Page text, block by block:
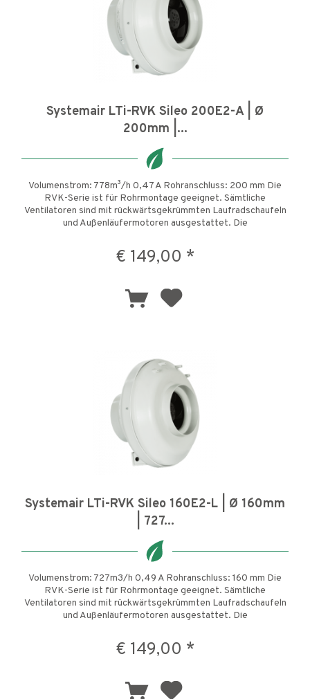
Systemair LTi-RVK Sileo 200E2-A | Ø
200mm |...
Volumenstrom: 778m³/h 0,47 A Rohranschluss: 200 mm Die
RVK-Serie ist für Rohrmontage geeignet. Sämtliche
Ventilatoren sind mit rückwärtsgekrümmten Laufradschaufeln
und Außenläufermotoren ausgestattet. Die
€ 149,00 *
Systemair LTi-RVK Sileo 160E2-L | Ø 160mm
| 727...
Volumenstrom: 727m3/h 0,49 A Rohranschluss: 160 mm Die
RVK-Serie ist für Rohrmontage geeignet. Sämtliche
Ventilatoren sind mit rückwärtsgekrümmten Laufradschaufeln
und Außenläufermotoren ausgestattet. Die
€ 149,00 *